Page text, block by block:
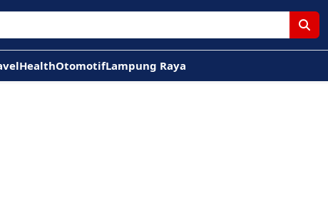
HealthOtomotifLampung Raya